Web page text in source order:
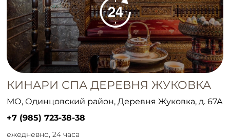
КИНАРИ СПА ДЕРЕВНЯ ЖУКОВКА
МО, Одинцовский район, Деревня Жуковка, д. 67А
+7 (985) 723-38-38
ежедневно, 24 часа